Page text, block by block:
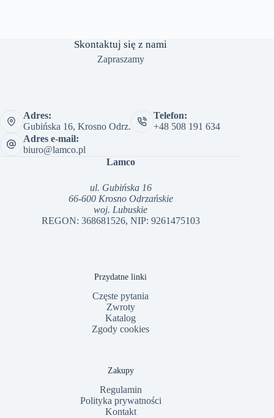
Skontaktuj się z nami
Zapraszamy
Adres:
Gubińska 16, Krosno Odrz.
Telefon:
+48 508 191 634
Adres e-mail:
biuro@lamco.pl
Lamco
ul. Gubińska 16
66-600 Krosno Odrzańskie
woj. Lubuskie
REGON: 368681526, NIP: 9261475103
Przydatne linki
Częste pytania
Zwroty
Katalog
Zgody cookies
Zakupy
Regulamin
Polityka prywatności
Kontakt